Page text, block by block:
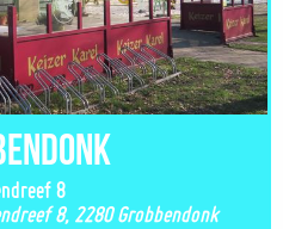
8
8, 2280 Grobbendonk